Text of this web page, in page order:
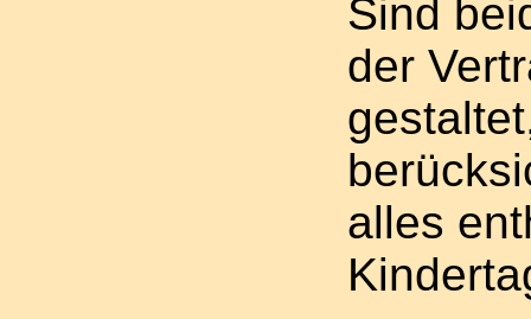
Sind
der
alles